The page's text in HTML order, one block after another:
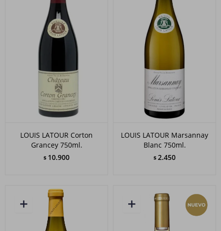
LOUIS LATOUR Corton
Grancey 750ml.
$ 10.900
LOUIS LATOUR Marsannay
Blanc 750ml.
$ 2.450